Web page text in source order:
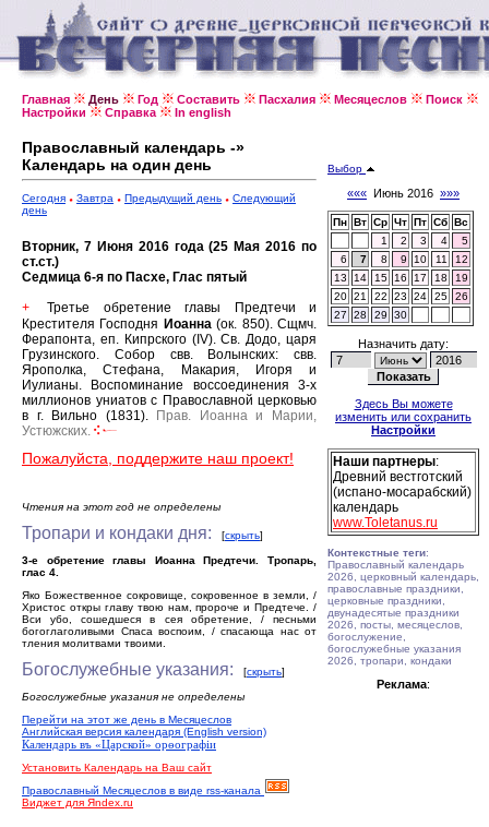
Главная День Год Составить Пасхалия Месяцеслов
Поиск
Настройки
Справка In english
Православный календарь -»
Календарь на один день
Сегодня Завтра Предыдущий день
Следующий
день
Вторник, 7 Июня 2016 года (25 Мая 2016 по
ст.ст.)
Седмица 6-я по Пасхе, Глас пятый
+
Третье обретение главы Предтечи и
Крестителя Господня Иоанна(ок. 850).Сщмч.
Ферапонта, еп. Кипрского (IV).Св. Додо, царя
Грузинского. Собор свв. Волынских: свв.
Ярополка, Стефана, Макария, Игоря и
Иулианы.
Воспоминание воссоединения 3-х
миллионов униатов с Православной церковью
в г. Вильно (1831).
Прав. Иоанна и Марии,
Устюжских.
Пожалуйста, поддержите наш проект!
Чтения на этот год не определены
Тропари и кондаки дня: [скрыть]
3-е обретение главы Иоанна Предтечи. Тропарь,
глас 4.
Яко Божественное сокровище, сокровенное в земли, /
Христос откры главу твою нам, пророче и Предтече. /
Вси убо, сошедшеся в сея обретение, / песньми
богоглаголивыми Спаса воспоим, / спасающа нас от
тления молитвами твоими.
Богослужебные указания: [скрыть]
Богослужебные указания не определены
Перейти на этот же день в Месяцеслов
Английская версия календаря (English version)
Календарь въ «Царской» орѳографiи
Установить Календарь на Ваш сайт
Православный Месяцеслов в виде rss-канала
Виджет для Яndex.ru
Выбор
««« Июнь 2016 »»»
Пн Вт Ср Чт Пт Сб Вс
1
2 3 4
5
6
7 8 9 10 11
12
13
14 15 16 17 18
19
20 21 22 23 24 25
26
27
28 29 30
Назначить дату:
Здесь Вы можете
изменить или сохранить
Настройки
Наши партнеры:
Древний вестготский
(испано-мосарабский)
календарь
www.Toletanus.ru
Контекстные теги:
Православный календарь
2026, церковный календарь,
православные праздники,
церковные праздники,
двунадесятые праздники
2026, посты, месяцеслов,
богослужение,
богослужебные указания
2026, тропари, кондаки
Реклама: